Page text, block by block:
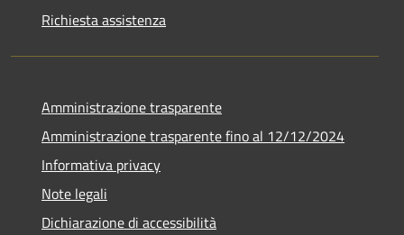
Richiesta assistenza
Amministrazione trasparente
Amministrazione trasparente fino al 12/12/2024
Informativa privacy
Note legali
Dichiarazione di accessibilità